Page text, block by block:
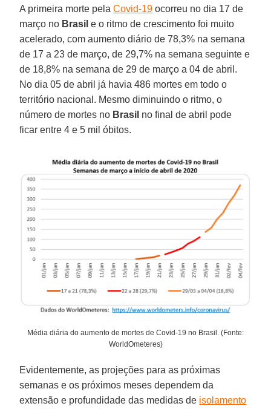
A primeira morte pelaCovid-19 ocorreu no dia 17 de
março no Brasil e o ritmo de crescimento foi muito
acelerado, com aumento diário de 78,3% na semana
de 17 a 23 de março, de 29,7% na semana seguinte e
de 18,8% na semana de 29 de março a 04 de abril.
No dia 05 de abril já havia 486 mortes em todo o
território nacional. Mesmo diminuindo o ritmo, o
número de mortes no Brasil no final de abril pode
ficar entre 4 e 5 mil óbitos.
Média diária do aumento de mortes de Covid-19 no Brasil. (Fonte:
WorldOmeteres)
Evidentemente, as projeções para as próximas
semanas e os próximos meses dependem da
extensão e profundidade das medidas de isolamento